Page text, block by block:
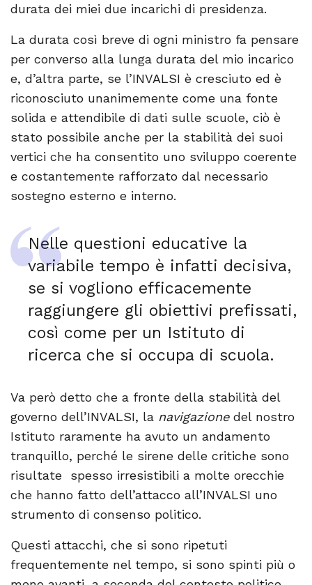
durata dei miei due incarichi di presidenza.
La durata così breve di ogni ministro fa pensare
per converso alla lunga durata del mio incarico
e, d’altra parte, se l’INVALSI è cresciuto ed è
riconosciuto unanimemente come una fonte
solida e attendibile di dati sulle scuole, ciò è
stato possibile anche per la stabilità dei suoi
vertici che ha consentito uno sviluppo coerente
e costantemente rafforzato dal necessario
sostegno esterno e interno.
Nelle questioni educative la
variabile tempo è infatti decisiva,
se si vogliono efficacemente
raggiungere gli obiettivi prefissati,
così come per un Istituto di
ricerca che si occupa di scuola.
Va però detto che a fronte della stabilità del
governo dell’INVALSI, la navigazionedel nostro
Istituto raramente ha avuto un andamento
tranquillo, perché le sirene delle critiche sono
risultate spesso irresistibili a molte orecchie
che hanno fatto dell’attacco all’INVALSI uno
strumento di consenso politico.
Questi attacchi, che si sono ripetuti
frequentemente nel tempo, si sono spinti più o